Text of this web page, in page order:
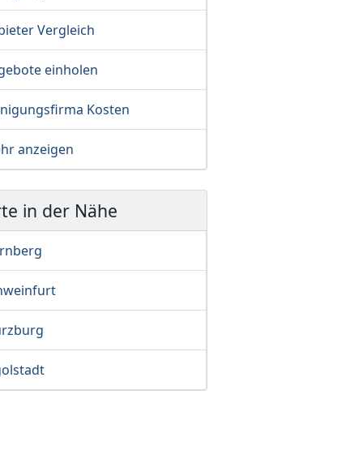
Vergleich
einholen
Kosten
anzeigen
in der Nähe